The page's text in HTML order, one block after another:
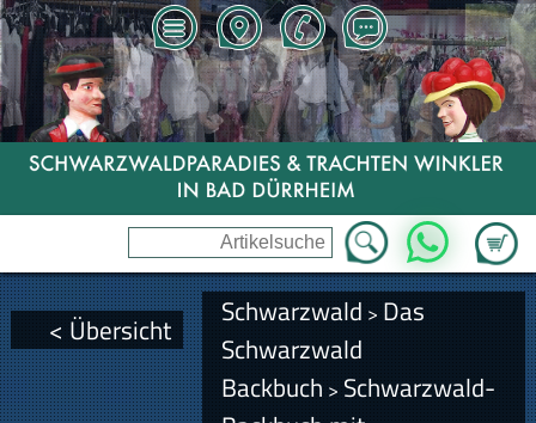
Zum
WhatsApp
< Übersicht Schwarzwald > Das
Schwarzwald
Backbuch > Schwarzwald-